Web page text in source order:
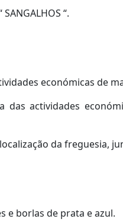
“.
económicas de
das actividades
da freguesia,
e borlas de prata e azul.